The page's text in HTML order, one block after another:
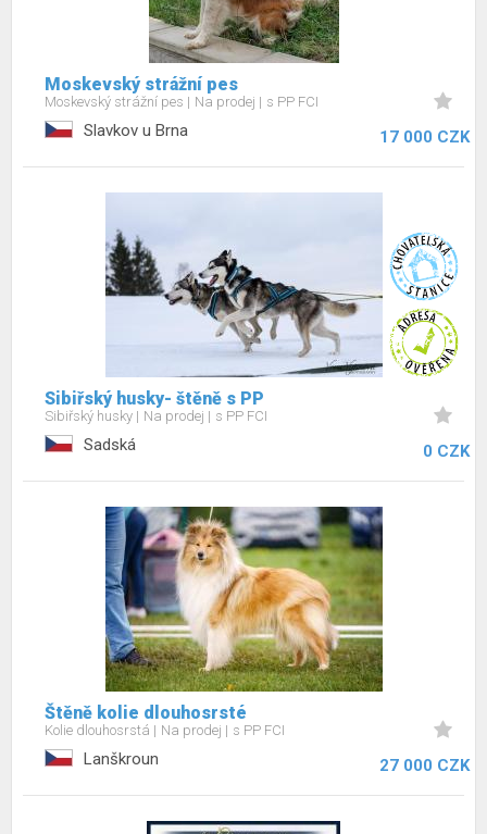
Moskevský strážní pes
Moskevský strážní pes Na prodej s PP FCI
Slavkov u Brna 17 000 CZK
Sibiřský husky- štěně s PP
Sibiřský husky Na prodej s PP FCI
Sadská 0 CZK
Štěně kolie dlouhosrsté
Kolie dlouhosrstá Na prodej s PP FCI
Lanškroun 27 000 CZK